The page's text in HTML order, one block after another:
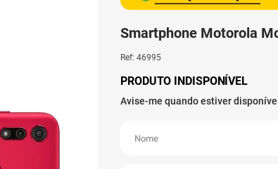
Smartphone Motorola
Ref: 46995